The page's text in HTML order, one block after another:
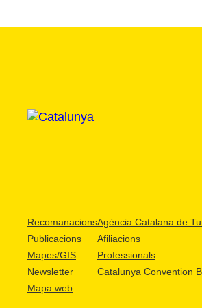
Recomanacions
Publicacions
Mapes/GIS
Newsletter
Mapa web
Agència Catalana de
Afiliacions
Professionals
Catalunya Convention